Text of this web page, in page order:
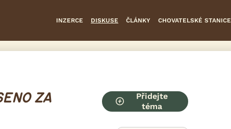
INZERCE DISKUSE ČLÁNKY CHOVATELSKÉ STANICE
ZA
Přidejte
téma